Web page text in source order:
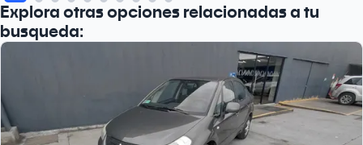
Explora otras opciones relacionadas a tu
busqueda: